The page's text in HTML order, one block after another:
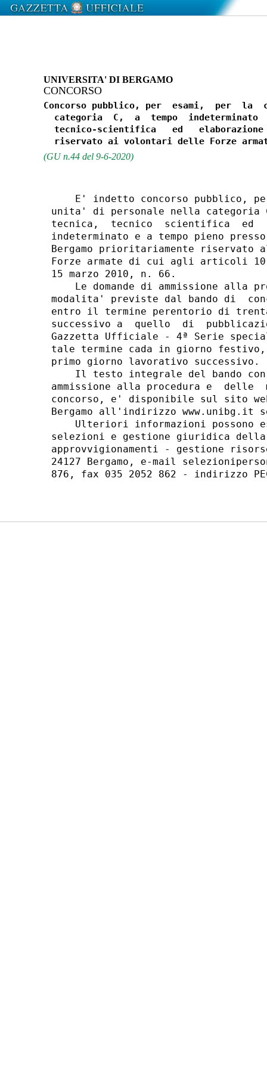
UNIVERSITA' DI BERGAMO
CONCORSO
Concorso pubblico, per  esami,  per  la
categoria  C,  a  tempo  indeterminato
tecnico-scientifica   ed
(GU n.44 del 9-6-2020)
E' indetto concorso pubblico,
unita' di personale nella categoria
tecnica,  tecnico  scientifica  ed
indeterminato e a tempo pieno
Bergamo prioritariamente
Forze armate di cui agli articoli
15 marzo 2010, n. 66.
Le domande di ammissione alla
modalita' previste dal bando di
entro il termine perentorio di
successivo a  quello  di
Gazzetta Ufficiale - 4ª Serie
tale termine cada in giorno
primo giorno lavorativo successivo.
Il testo integrale del bando
ammissione alla procedura e
concorso, e' disponibile sul sito
Bergamo all'indirizzo www.unibg.it
Ulteriori informazioni possono
selezioni e gestione giuridica
approvvigionamenti - gestione
24127 Bergamo, e-mail
876, fax 035 2052 862 - indirizzo